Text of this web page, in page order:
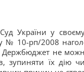
України у
№ 10-рп/2008
не
зупиняти їх дію